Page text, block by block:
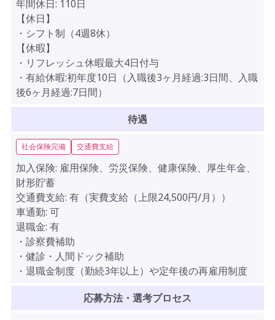
年間休日: 110日
【休日】
・シフト制（4週8休）
【休暇】
・リフレッシュ休暇最大4日付与
・有給休暇:初年度10日（入職後3ヶ月経過:3日間、入職
後6ヶ月経過:7日間）
待遇
社会保険完備 交通費支給
加入保険: 雇用保険、労災保険、健康保険、厚生年金、
財形貯蓄
交通費支給: 有（実費支給（上限24,500円/月））
車通勤: 可
退職金: 有
・診察費補助
・健診・人間ドック補助
・退職金制度（勤続3年以上）や定年後の再雇用制度
応募方法・選考プロセス